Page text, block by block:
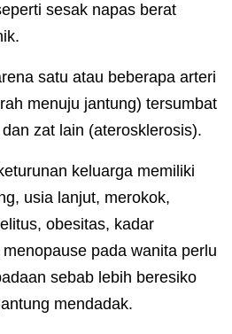
sesak napas berat
satu atau beberapa arteri
menuju jantung) tersumbat
zat lain (aterosklerosis).
keluarga memiliki
usia lanjut, merokok,
obesitas, kadar
pada wanita perlu
sebab lebih beresiko
mendadak.